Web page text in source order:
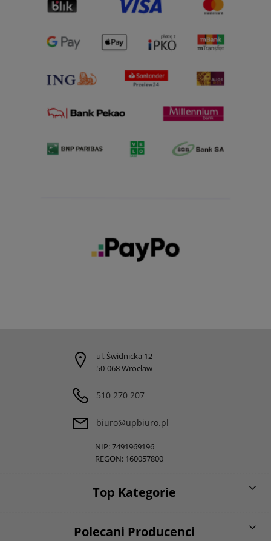
ul. Świdnicka 12
50-068 Wrocław
510 270 207
biuro@upbiuro.pl
NIP: 7491969196
REGON: 160057800
Top Kategorie
Polecani Producenci